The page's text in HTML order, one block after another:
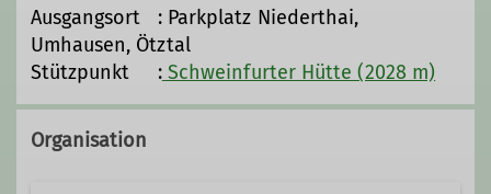
Ausgangsort : Parkplatz Niederthai,
Umhausen, Ötztal
Stützpunkt :Schweinfurter Hütte (2028 m)
Organisation